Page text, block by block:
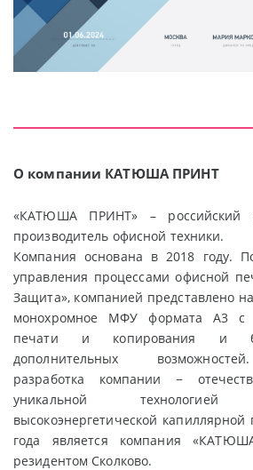
О компании КАТЮША ПРИНТ
«КАТЮША ПРИНТ» – российский
производитель офисной техники.
Компания основана в 2018 году.
управления процессами офисной
Защита», компанией представлено
монохромное МФУ формата А3 с
печати и копирования и
дополнительных
разработка компании −
уникальной технологией
высокоэнергетической
года является компания
резидентом Сколково.